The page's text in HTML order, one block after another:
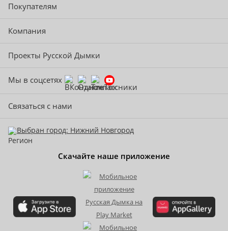
Покупателям
Компания
Проекты Русской Дымки
Мы в соцсетях
Связаться с нами
Выбран город: Нижний Новгород
Скачайте наше приложение